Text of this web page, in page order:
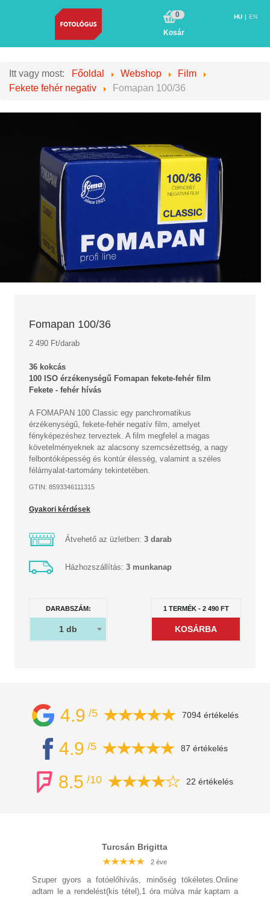
0
Kosár
HU EN
Itt vagy most: Főoldal Webshop
Film
Fekete fehér negativ
Fomapan 100/36
Fomapan 100/36
2 490 Ft/darab
36 kokcás
100 ISO érzékenységű Fomapan fekete-fehér film
Fekete - fehér hívás
A FOMAPAN 100 Classic egy panchromatikus
érzékenységű, fekete-fehér negatív film, amelyet
fényképezéshez terveztek. A film megfelel a magas
követelményeknek az alacsony szemcsézettség, a nagy
felbontóképesség és kontúr élesség, valamint a széles
félárnyalat-tartomány tekintetében.
GTIN: 8593346111315
Gyakori kérdések
Átvehető az üzletben: 3 darab
Házhozszállítás: 3 munkanap
DARABSZÁM:
1 db
1 TERMÉK- 2 490FT
4.9 /5 7094 értékelés
4.9 /5 87 értékelés
8.5 /10 22 értékelés
Turcsán Brigitta
2 éve
Szuper gyors a fotóelőhívás, minőség tökéletes.Online
adtam le a rendelést(kis tétel),1 óra múlva már kaptam a
2 éve
2 éve
2 éve
2 éve
2 éve
2 éve